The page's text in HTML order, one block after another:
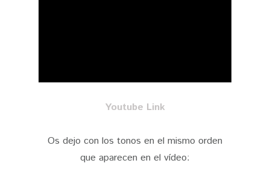
Youtube Link
Os dejo con los tonos en el mismo orden
que aparecen en el vídeo: